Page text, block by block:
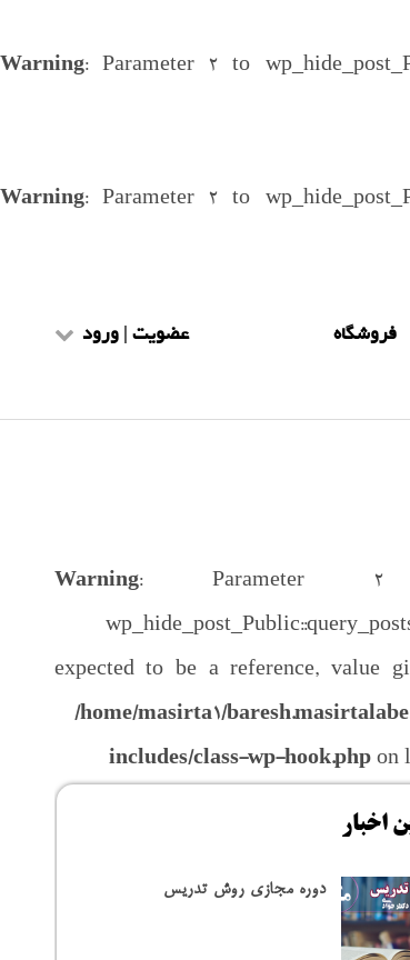
Warning: Parameter 2 to
Warning: Parameter 2 to
فروشگاه عضویت | ورود
عضویت طلاب
Warning: Parameter
expected to be a reference, value
/home/masirta1/
includes/class-wp-hook.php on
اخبار
دوره مجازی روش تدریس